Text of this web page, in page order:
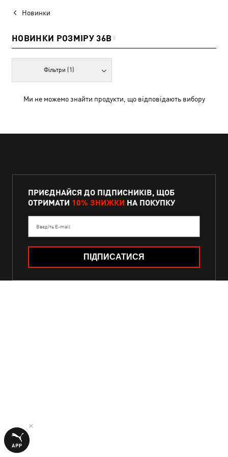
Новинки
НОВИНКИ РОЗМІРУ 36B 0
Фільтри (1)
Ми не можемо знайти продукти, що відповідають вибору
ПРИЄДНАЙСЯ ДО ПІДПИСНИКІВ, ЩОБ
ОТРИМАТИ 10% ЗНИЖКИ НА ПОКУПКУ
Введіть E-mail
ПІДПИСАТИСЯ